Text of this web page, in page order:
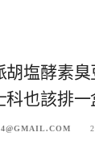
胡塩酵素
科也該排一